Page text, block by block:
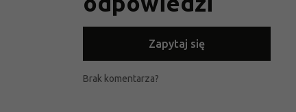
Zapytaj się
Brak komentarza?